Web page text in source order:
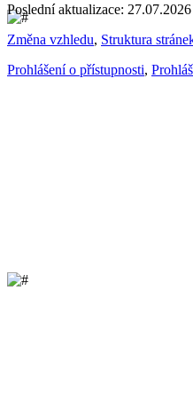
Poslední aktualizace: 27.07.2026
Změna vzhledu, Struktura
Prohlášení o přístupnosti,